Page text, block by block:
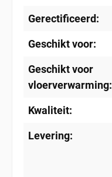
Gerectificeerd:
Geschikt voor:
Geschikt voor
vloerverwarming:
Kwaliteit:
Levering: